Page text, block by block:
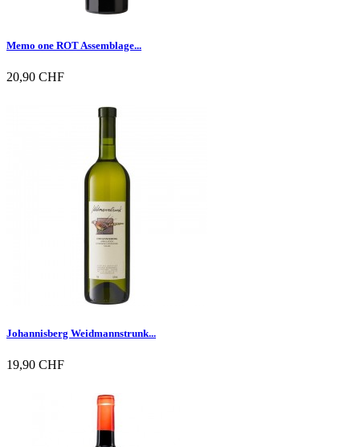
Memo one ROT Assemblage...
20,90 CHF
Johannisberg Weidmannstrunk...
19,90 CHF